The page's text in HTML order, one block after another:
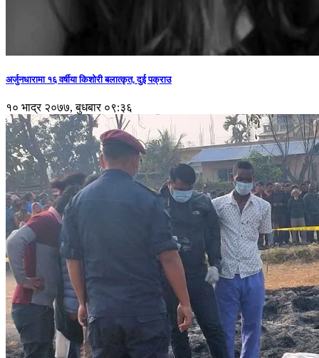
अर्जुनधारामा १६ वर्षीया किशोरी बलात्कृत, दुई पक्राउ
१० भाद्र २०७७, बुधबार ०९:३६